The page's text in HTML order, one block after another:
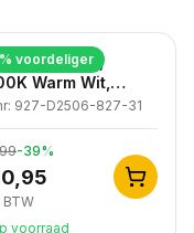
% voordeliger
Inbouwspot,
Warm Wit,
Zwart, Dimbaar,
927-D2506-827-31
-39%
BTW
voorraad